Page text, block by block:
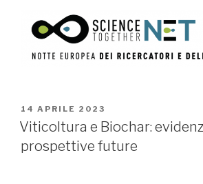
PUBBLICATO
IL
14 APRILE 2023
Viticoltura e Biochar:
prospettive future